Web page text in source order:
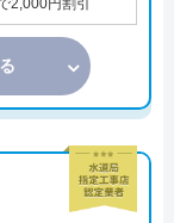
2,000円割引